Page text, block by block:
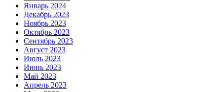
Январь 2024
Декабрь 2023
Ноябрь 2023
Октябрь 2023
Сентябрь 2023
Август 2023
Июль 2023
Июнь 2023
Май 2023
Апрель 2023